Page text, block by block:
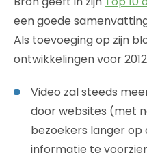
een goede
Als toevoeging op zijn
ontwikkelingen voor
Video zal steeds
door websites (met
bezoekers langer op
informatie te